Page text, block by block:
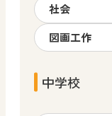
社会
図画工作
中学校